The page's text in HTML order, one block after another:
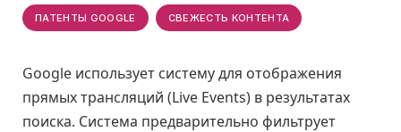
ПАТЕНТЫ GOOGLE СВЕЖЕСТЬ КОНТЕНТА
Google использует систему для отображения
прямых трансляций (Live Events) в результатах
поиска. Система предварительно фильтрует